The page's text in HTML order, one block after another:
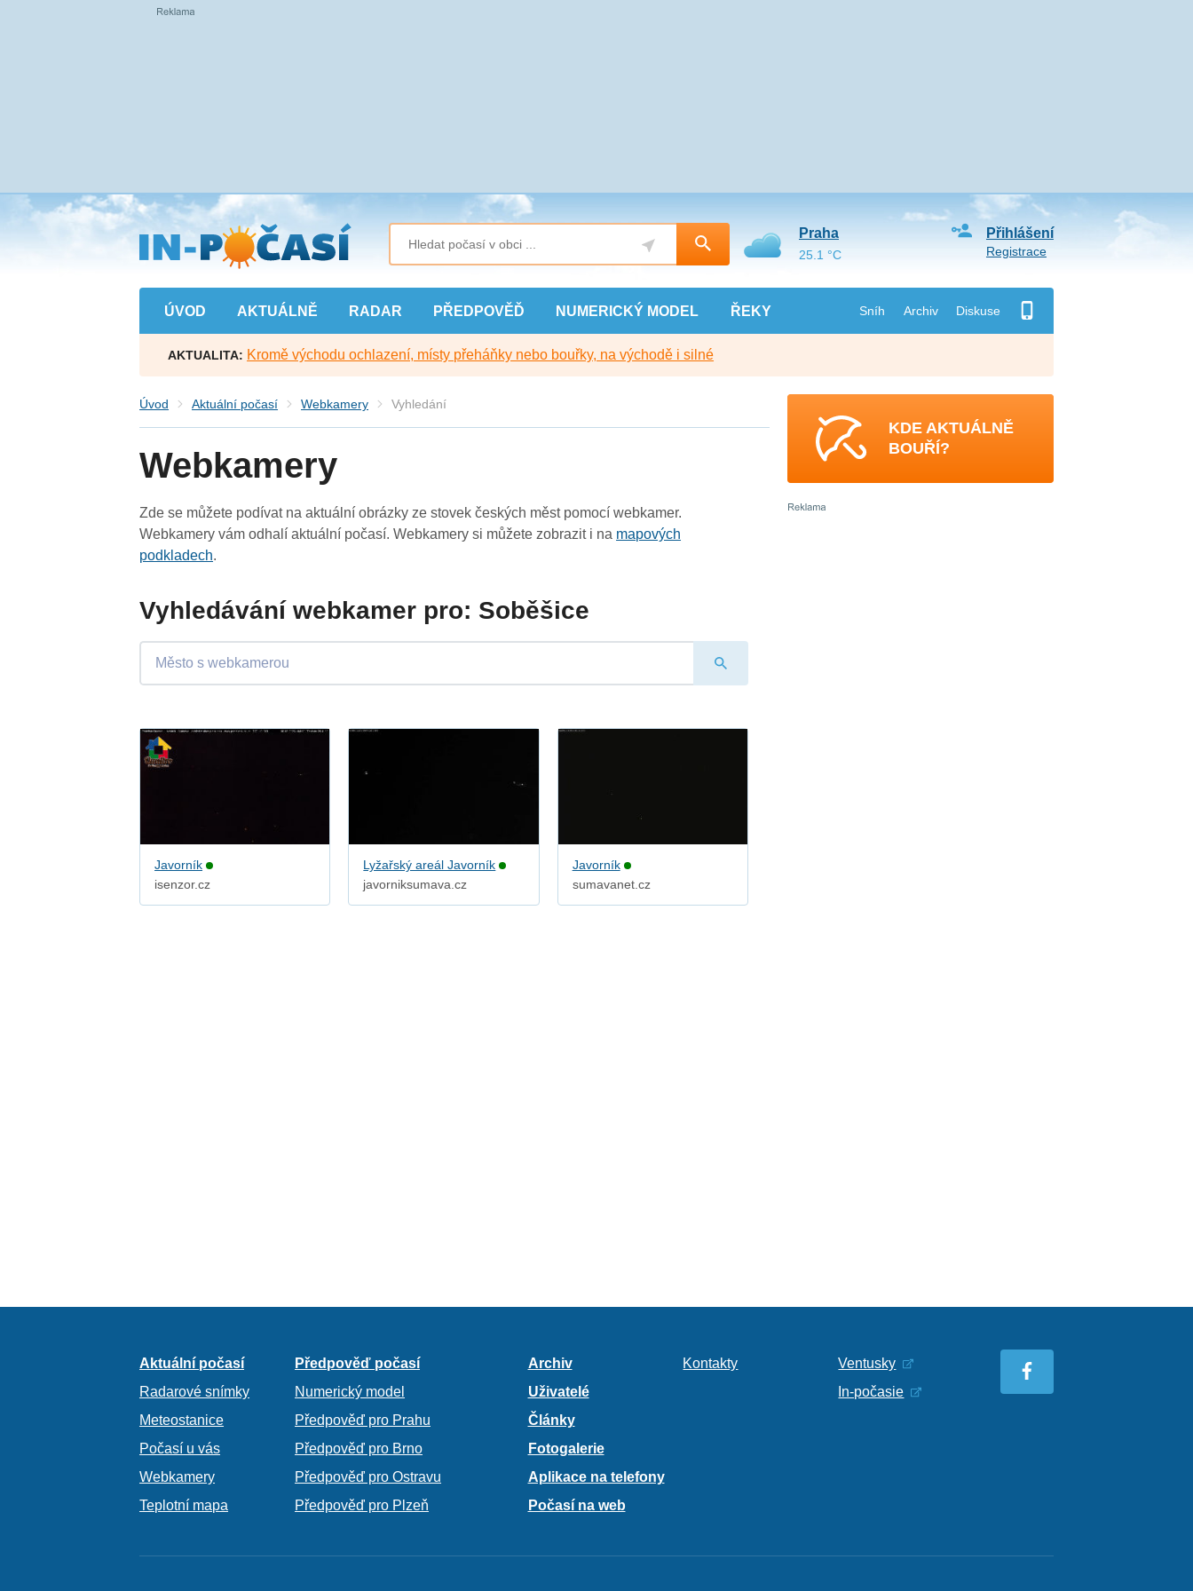
Přejít
na
hlavní
obsah
ÚVOD AKTUÁLNĚ RADAR PŘEDPOVĚĎ NUMERICKÝ MODEL ŘEKY Sníh Archiv Diskuse
Přihlášení
Registrace
Praha
25.1 °C
AKTUALITA: Kromě východu ochlazení, místy přeháňky nebo bouřky, na východě i silné
Úvod Aktuální počasí Webkamery Vyhledání
Webkamery
Zde se můžete podívat na aktuální obrázky ze stovek českých měst pomocí webkamer.
Webkamery vám odhalí aktuální počasí. Webkamery si můžete zobrazit i na mapových
podkladech.
Vyhledávání webkamer pro: Soběšice
Javorník
isenzor.cz
Lyžařský areál Javorník
javorniksumava.cz
Javorník
sumavanet.cz
KDE AKTUÁLNĚ
BOUŘÍ?
Aktuální počasí
Radarové snímky
Meteostanice
Počasí u vás
Webkamery
Teplotní mapa
Předpověď počasí
Numerický model
Předpověď pro Prahu
Předpověď pro Brno
Předpověď pro Ostravu
Předpověď pro Plzeň
Archiv
Uživatelé
Články
Fotogalerie
Aplikace na telefony
Počasí na web
Kontakty
Ventusky
In-počasie